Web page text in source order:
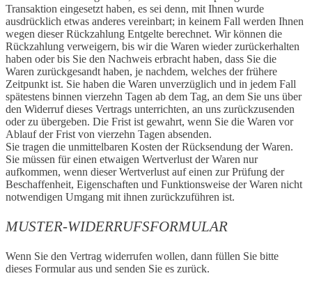
Transaktion eingesetzt haben, es sei denn, mit Ihnen wurde
ausdrücklich etwas anderes vereinbart; in keinem Fall werden Ihnen
wegen dieser Rückzahlung Entgelte berechnet. Wir können die
Rückzahlung verweigern, bis wir die Waren wieder zurückerhalten
haben oder bis Sie den Nachweis erbracht haben, dass Sie die
Waren zurückgesandt haben, je nachdem, welches der frühere
Zeitpunkt ist. Sie haben die Waren unverzüglich und in jedem Fall
spätestens binnen vierzehn Tagen ab dem Tag, an dem Sie uns über
den Widerruf dieses Vertrags unterrichten, an uns zurückzusenden
oder zu übergeben. Die Frist ist gewahrt, wenn Sie die Waren vor
Ablauf der Frist von vierzehn Tagen absenden.
Sie tragen die unmittelbaren Kosten der Rücksendung der Waren.
Sie müssen für einen etwaigen Wertverlust der Waren nur
aufkommen, wenn dieser Wertverlust auf einen zur Prüfung der
Beschaffenheit, Eigenschaften und Funktionsweise der Waren nicht
notwendigen Umgang mit ihnen zurückzuführen ist.
MUSTER-WIDERRUFSFORMULAR
Wenn Sie den Vertrag widerrufen wollen, dann füllen Sie bitte
dieses Formular aus und senden Sie es zurück.